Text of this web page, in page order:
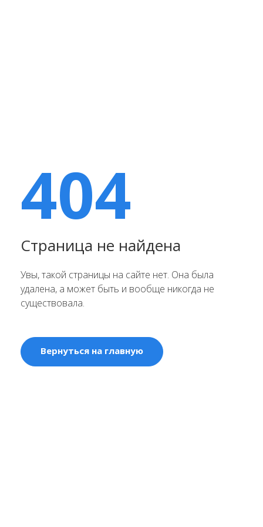
404
Страница не найдена
Увы, такой страницы на сайте нет. Она была
удалена, а может быть и вообще никогда не
существовала.
Вернуться на главную